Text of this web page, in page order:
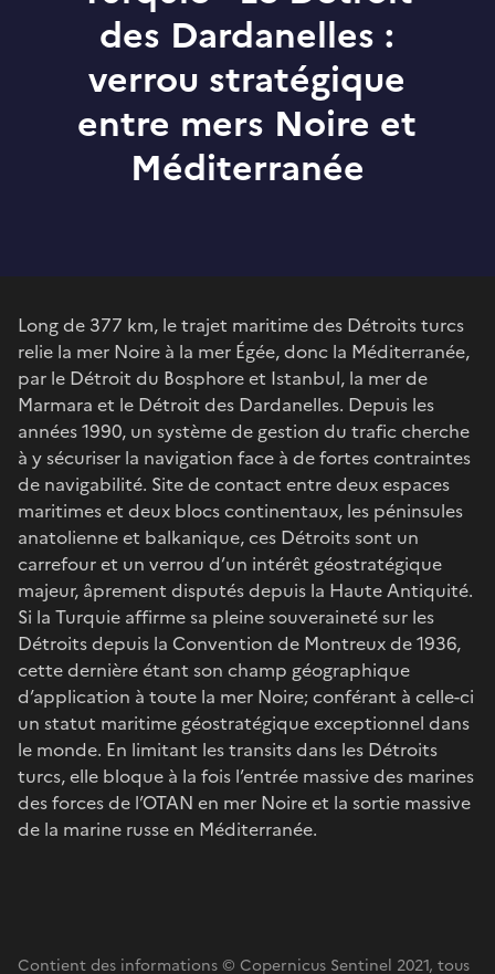
des Dardanelles :
verrou stratégique
entre mers Noire et
Méditerranée
Long de 377 km, le trajet maritime des Détroits turcs
relie la mer Noire à la mer Égée, donc la Méditerranée,
par le Détroit du Bosphore et Istanbul, la mer de
Marmara et le Détroit des Dardanelles. Depuis les
années 1990, un système de gestion du trafic cherche
à y sécuriser la navigation face à de fortes contraintes
de navigabilité. Site de contact entre deux espaces
maritimes et deux blocs continentaux, les péninsules
anatolienne et balkanique, ces Détroits sont un
carrefour et un verrou d’un intérêt géostratégique
majeur, âprement disputés depuis la Haute Antiquité.
Si la Turquie affirme sa pleine souveraineté sur les
Détroits depuis la Convention de Montreux de 1936,
cette dernière étant son champ géographique
d’application à toute la mer Noire; conférant à celle-ci
un statut maritime géostratégique exceptionnel dans
le monde. En limitant les transits dans les Détroits
turcs, elle bloque à la fois l’entrée massive des marines
des forces de l’OTAN en mer Noire et la sortie massive
de la marine russe en Méditerranée.
Contient des informations © Copernicus Sentinel 2021, tous